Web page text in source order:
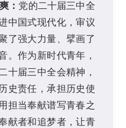
： 党的二十届三中全
中国式现代化，审议
了强大力量、擘画了
。作为新时代青年，
十届三中全会精神，
史责任，承担历史使
担当奉献谱写青春之
献者和追梦者，让青